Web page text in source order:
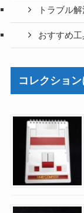
トラブル
おすすめ
コレクショ